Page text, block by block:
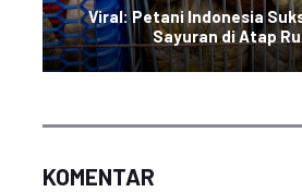
Viral: Petani Indonesia
Sayuran di Atap
KOMENTAR